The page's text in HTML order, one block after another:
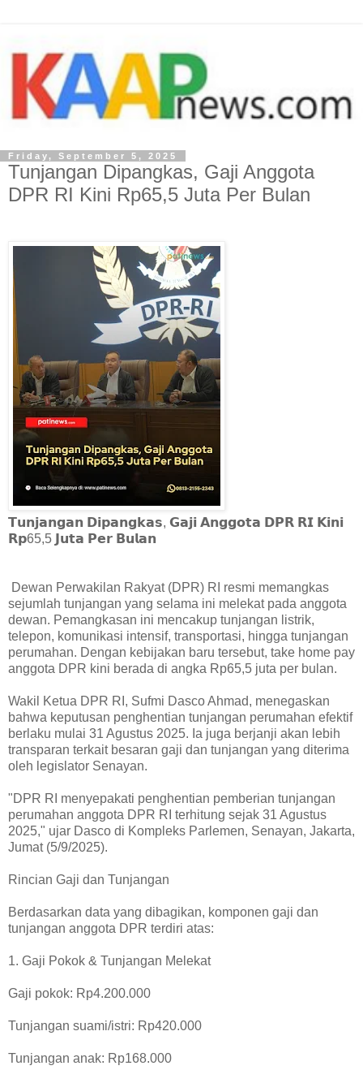
Friday, September 5, 2025
Tunjangan Dipangkas, Gaji Anggota
DPR RI Kini Rp65,5 Juta Per Bulan
𝗧𝘂𝗻𝗷𝗮𝗻𝗴𝗮𝗻 𝗗𝗶𝗽𝗮𝗻𝗴𝗸𝗮𝘀, 𝗚𝗮𝗷𝗶 𝗔𝗻𝗴𝗴𝗼𝘁𝗮 𝗗𝗣𝗥 𝗥𝗜 𝗞𝗶𝗻𝗶
𝗥𝗽65,5 𝗝𝘂𝘁𝗮 𝗣𝗲𝗿 𝗕𝘂𝗹𝗮𝗻
Dewan Perwakilan Rakyat (DPR) RI resmi memangkas
sejumlah tunjangan yang selama ini melekat pada anggota
dewan. Pemangkasan ini mencakup tunjangan listrik,
telepon, komunikasi intensif, transportasi, hingga tunjangan
perumahan. Dengan kebijakan baru tersebut, take home pay
anggota DPR kini berada di angka Rp65,5 juta per bulan.
Wakil Ketua DPR RI, Sufmi Dasco Ahmad, menegaskan
bahwa keputusan penghentian tunjangan perumahan efektif
berlaku mulai 31 Agustus 2025. Ia juga berjanji akan lebih
transparan terkait besaran gaji dan tunjangan yang diterima
oleh legislator Senayan.
"DPR RI menyepakati penghentian pemberian tunjangan
perumahan anggota DPR RI terhitung sejak 31 Agustus
2025," ujar Dasco di Kompleks Parlemen, Senayan, Jakarta,
Jumat (5/9/2025).
Rincian Gaji dan Tunjangan
Berdasarkan data yang dibagikan, komponen gaji dan
tunjangan anggota DPR terdiri atas:
1. Gaji Pokok & Tunjangan Melekat
Gaji pokok: Rp4.200.000
Tunjangan suami/istri: Rp420.000
Tunjangan anak: Rp168.000